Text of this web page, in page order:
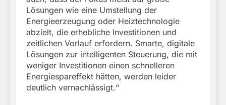
Lösungen wie eine Umstellung der
Energieerzeugung oder Heiztechnologie
abzielt, die erhebliche Investitionen und
zeitlichen Vorlauf erfordern. Smarte, digitale
Lösungen zur intelligenten Steuerung, die mit
weniger Investitionen einen schnelleren
Energiespareffekt hätten, werden leider
deutlich vernachlässigt.“